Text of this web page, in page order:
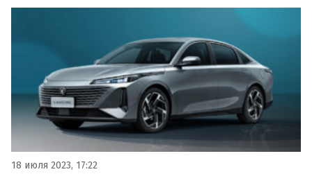
18 июля 2023, 17:22